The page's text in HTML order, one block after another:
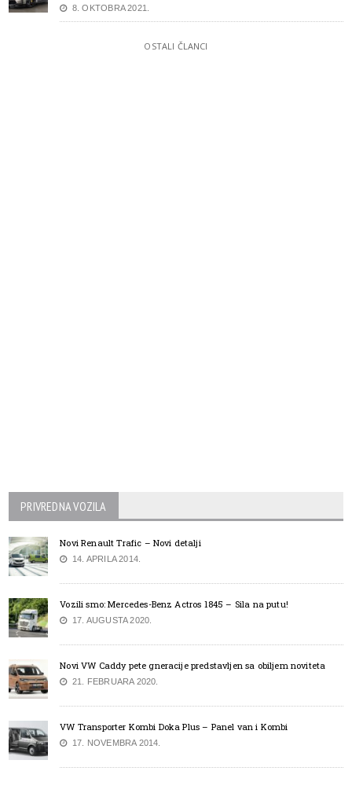
8. OKTOBRA 2021.
OSTALI ČLANCI
PRIVREDNA VOZILA
Novi Renault Trafic – Novi detalji
14. APRILA 2014.
Vozili smo: Mercedes-Benz Actros 1845 – Sila na putu!
17. AUGUSTA 2020.
Novi VW Caddy pete gneracije predstavljen sa obiljem noviteta
21. FEBRUARA 2020.
VW Transporter Kombi Doka Plus – Panel van i Kombi
17. NOVEMBRA 2014.